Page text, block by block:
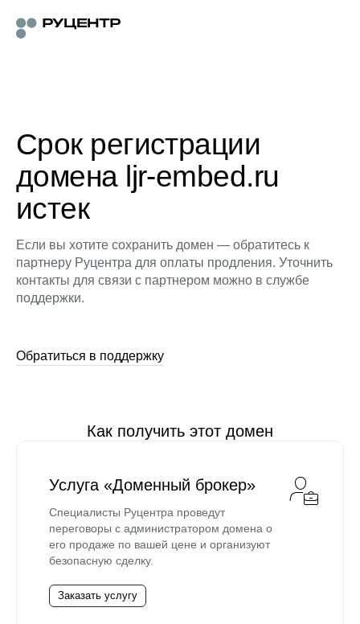
Срок регистрации
домена ljr-embed.ru
истек
Если вы хотите сохранить домен — обратитесь к
партнеру Руцентра для оплаты продления. Уточнить
контакты для связи с партнером можно в службе
поддержки.
Обратиться в поддержку
Как получить этот домен
Услуга «Доменный брокер»
Специалисты Руцентра проведут
переговоры с администратором домена о
его продаже по вашей цене и организуют
безопасную сделку.
Заказать услугу